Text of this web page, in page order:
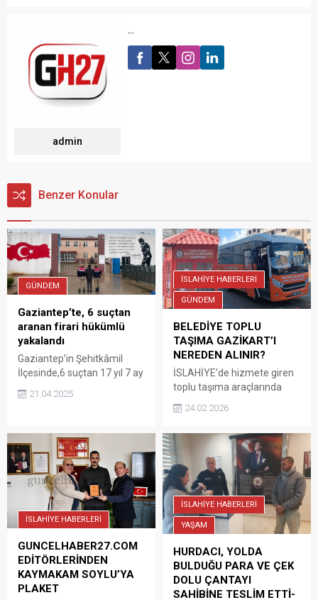
admin
...
Benzer Konular
GÜNDEM
Gaziantep’te, 6 suçtan
aranan firari hükümlü
yakalandı
Gaziantep’in Şehitkâmil
İlçesinde,6 suçtan 17 yıl 7 ay
kesinleşmiş hapis cezası ile
aranan firari hükümlü,
yakalandı.
21.04.2025
İSLAHİYE HABERLERİ
GÜNDEM
BELEDİYE TOPLU
TAŞIMA GAZİKART’I
NEREDEN ALINIR?
İSLAHİYE’de hizmete giren
toplu taşıma araçlarında
vatandaşlara kolay, hızlı ve
sunuyor. Kart edinmek
isteyenler için başvuru ve
dolum kanalları aktif olarak
hizmet veriyor. Gaziantep
Büyükşehir Belediyesi
Ulaştırma Daire
Başkanlığına bağlı olarak,
birliğiyle hayata geçirilen
uygulama kapsamında Gazi
Kart sahibi olmak isteyen...
24.02.2026
İSLAHİYE HABERLERİ
GUNCELHABER27.COM
EDİTÖRLERİNDEN
KAYMAKAM SOYLU’YA
PLAKET
İSLAHİYE HABERLERİ
YAŞAM
HURDACI, YOLDA
BULDUĞU PARA VE ÇEK
DOLU ÇANTAYI
SAHİBİNE TESLİM ETTİ-